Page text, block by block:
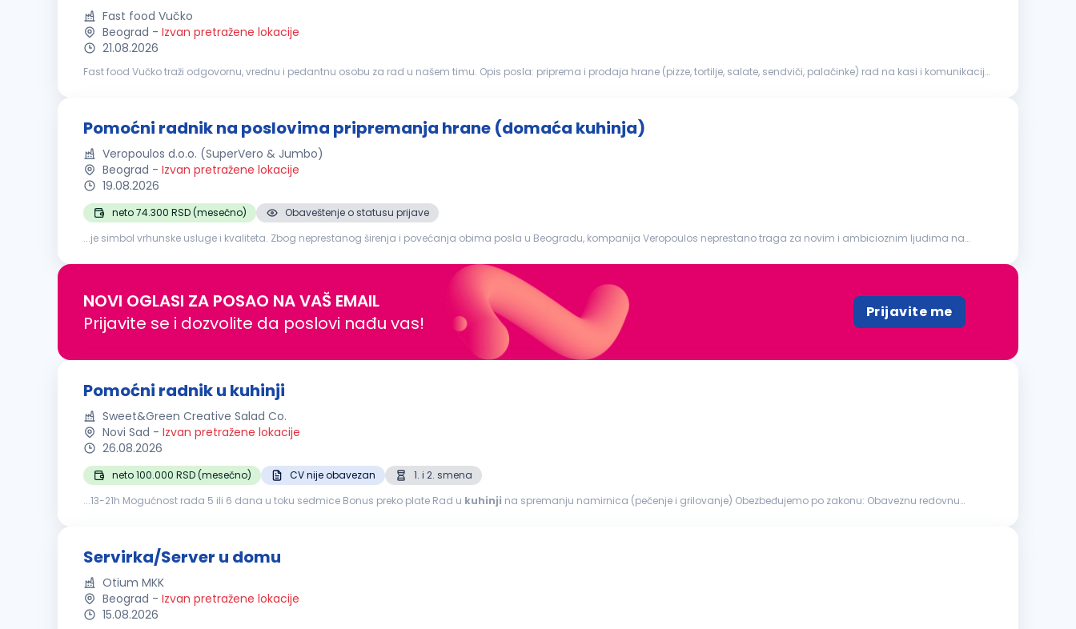
Fast food Vučko
Beograd - Izvan pretražene lokacije
21.08.2026
Fast food Vučko traži odgovornu, vrednu i pedantnu osobu za rad u našem timu. Opis posla: priprema i prodaja hrane (pizze, tortilje, salate, sendviči, palačinke) rad na kasi i komunikacija
Pomoćni radnik na poslovima pripremanja hrane (domaća kuhinja)
Veropoulos d.o.o. (SuperVero & Jumbo)
Beograd - Izvan pretražene lokacije
19.08.2026
neto 74.300 RSD (mesečno)
Obaveštenje o statusu prijave
...je simbol vrhunske usluge i kvaliteta. Zbog neprestanog širenja i povećanja obima posla u Beogradu, kompanija Veropoulos neprestano traga za novim i ambicioznim ljudima na
NOVI OGLASI ZA POSAO NA VAŠ EMAIL
Prijavite se i dozvolite da poslovi nađu vas!
Prijavite me
Pomoćni radnik u kuhinji
Sweet&Green Creative Salad Co.
Novi Sad - Izvan pretražene lokacije
26.08.2026
neto 100.000 RSD (mesečno) CV nije obavezan
1. i 2. smena
...13-21h Mogućnost rada 5 ili 6 dana u toku sedmice Bonus preko plate Rad u kuhinji na spremanju namirnica (pečenje i grilovanje) Obezbeđujemo po zakonu: Obaveznu redovnu
Servirka/Server u domu
Otium MKK
Beograd - Izvan pretražene lokacije
15.08.2026